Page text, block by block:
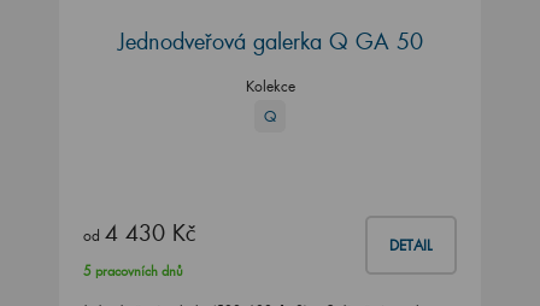
Jednodveřová galerka Q GA 50
Kolekce
Q
od 4 430 Kč DETAIL
5 pracovních dnů